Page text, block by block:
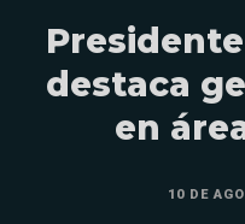
destaca
en
10 DE